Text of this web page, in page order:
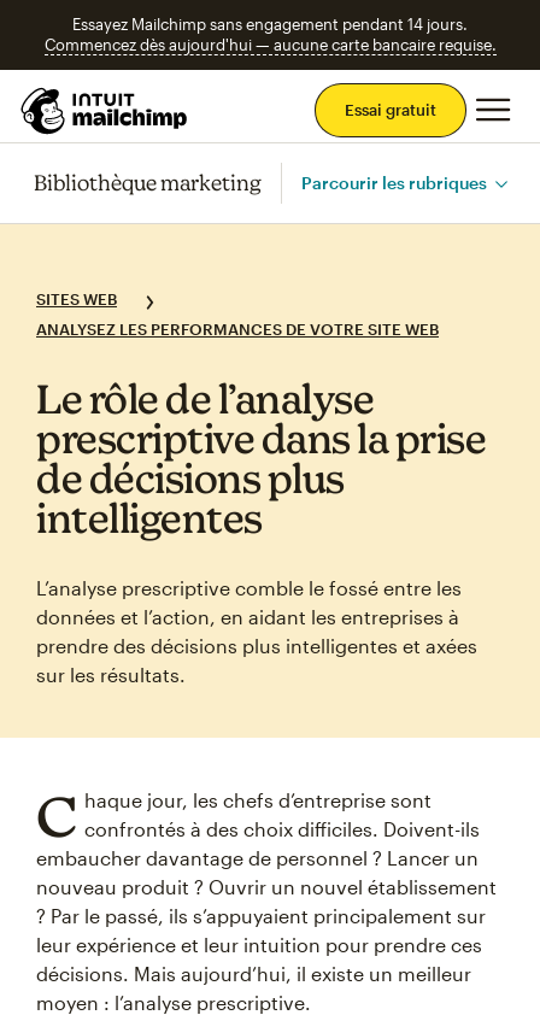
Essayez Mailchimp sans engagement pendant 14 jours.
Commencez dès aujourd'hui — aucune carte bancaire requise.
Essai gratuit
Bibliothèque marketing Parcourir les rubriques
SITES WEB
ANALYSEZ LES PERFORMANCES DE VOTRE SITE WEB
Le rôle de l’analyse
prescriptive dans la prise
de décisions plus
intelligentes
L’analyse prescriptive comble le fossé entre les
données et l’action, en aidant les entreprises à
prendre des décisions plus intelligentes et axées
sur les résultats.
C haque jour, les chefs d’entreprise sont
confrontés à des choix difficiles. Doivent-ils
embaucher davantage de personnel ? Lancer un
nouveau produit ? Ouvrir un nouvel établissement
? Par le passé, ils s’appuyaient principalement sur
leur expérience et leur intuition pour prendre ces
décisions. Mais aujourd’hui, il existe un meilleur
moyen : l’analyse prescriptive.